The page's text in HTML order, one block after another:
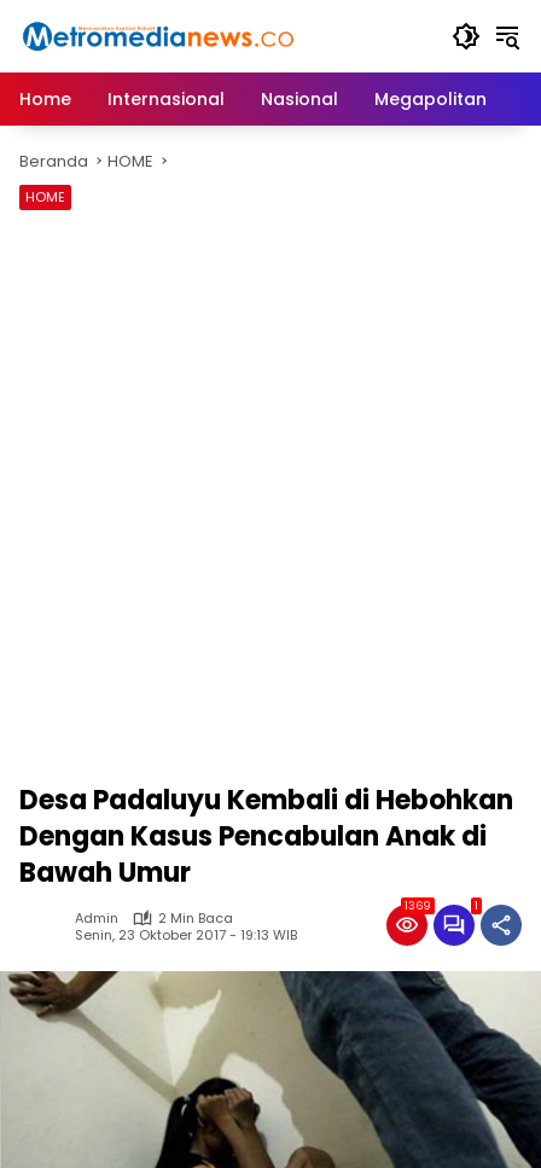
Home
Internasional Nasional Megapolitan
Beranda HOME
HOME
Desa Padaluyu Kembali di Hebohkan
Dengan Kasus Pencabulan Anak di
Bawah Umur
Admin
2 Min Baca
Senin, 23 Oktober 2017 - 19:13 WIB
1369 1